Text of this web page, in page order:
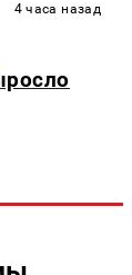
4 часа назад